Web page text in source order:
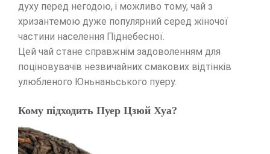
духу перед негодою, і можливо тому, чай з
хризантемою дуже популярний серед жіночої
частини населення Піднебесної.
Цей чай стане справжнім задоволенням для
поціновувачів незвичайних смакових відтінків
улюбленого Юньнаньського пуеру.
Кому підходить Пуер Цзюй Хуа?